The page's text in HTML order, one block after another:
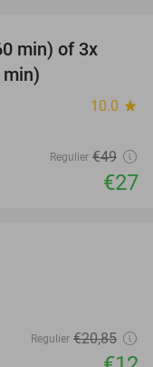
45%
min) of 3x
10.0 star
Regulier €49
€27
Regulier €20,85